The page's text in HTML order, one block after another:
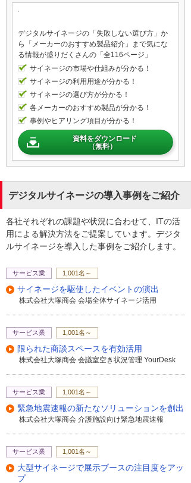
デジタルサイネージの「失敗しない選び方」か
ら「メーカーのおすすめ製品紹介」まで気にな
る情報が盛りだくさんの「全116ページ」
サイネージの市場や仕組みが分かる！
サイネージの利用用途が分かる！
サイネージの選び方が分かる！
各メーカーのおすすめ製品が分かる！
事例やヒアリング項目が分かる！
資料をダウンロード
（無料）
デジタルサイネージの導入事例をご紹介
各社それぞれの課題や状況に合わせて、ITの活
用による解決方法をご提案しています。デジタ
ルサイネージを導入した事例をご紹介します。
サービス業 1,001名～
サイネージを駆使したイベントの演出
株式会社大塚商会 会場全体サイネージ活用
サービス業 1,001名～
限られた商談スペースを有効活用
株式会社大塚商会 会議室空き状況管理 YourDesk
サービス業 1,001名～
緊急地震速報の新たなソリューションを創出
株式会社大塚商会 介護施設向け緊急地震速報
サービス業 1,001名～
大型サイネージで展示ブースの注目度をアッ
プ